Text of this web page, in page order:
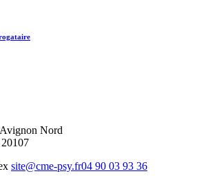
Nord
site@cme-psy.fr04 90 03 93 36